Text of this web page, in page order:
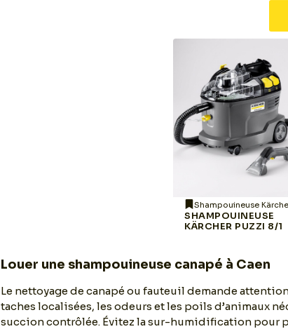
Shampouineuse
SHAMPOUINEUSE
KÄRCHER PUZZI 8/1
Louer une shampouineuse canapé à Caen
Le nettoyage de canapé ou fauteuil demande
taches localisées, les odeurs et les poils d’animaux
succion contrôlée. Évitez la sur-humidification pour